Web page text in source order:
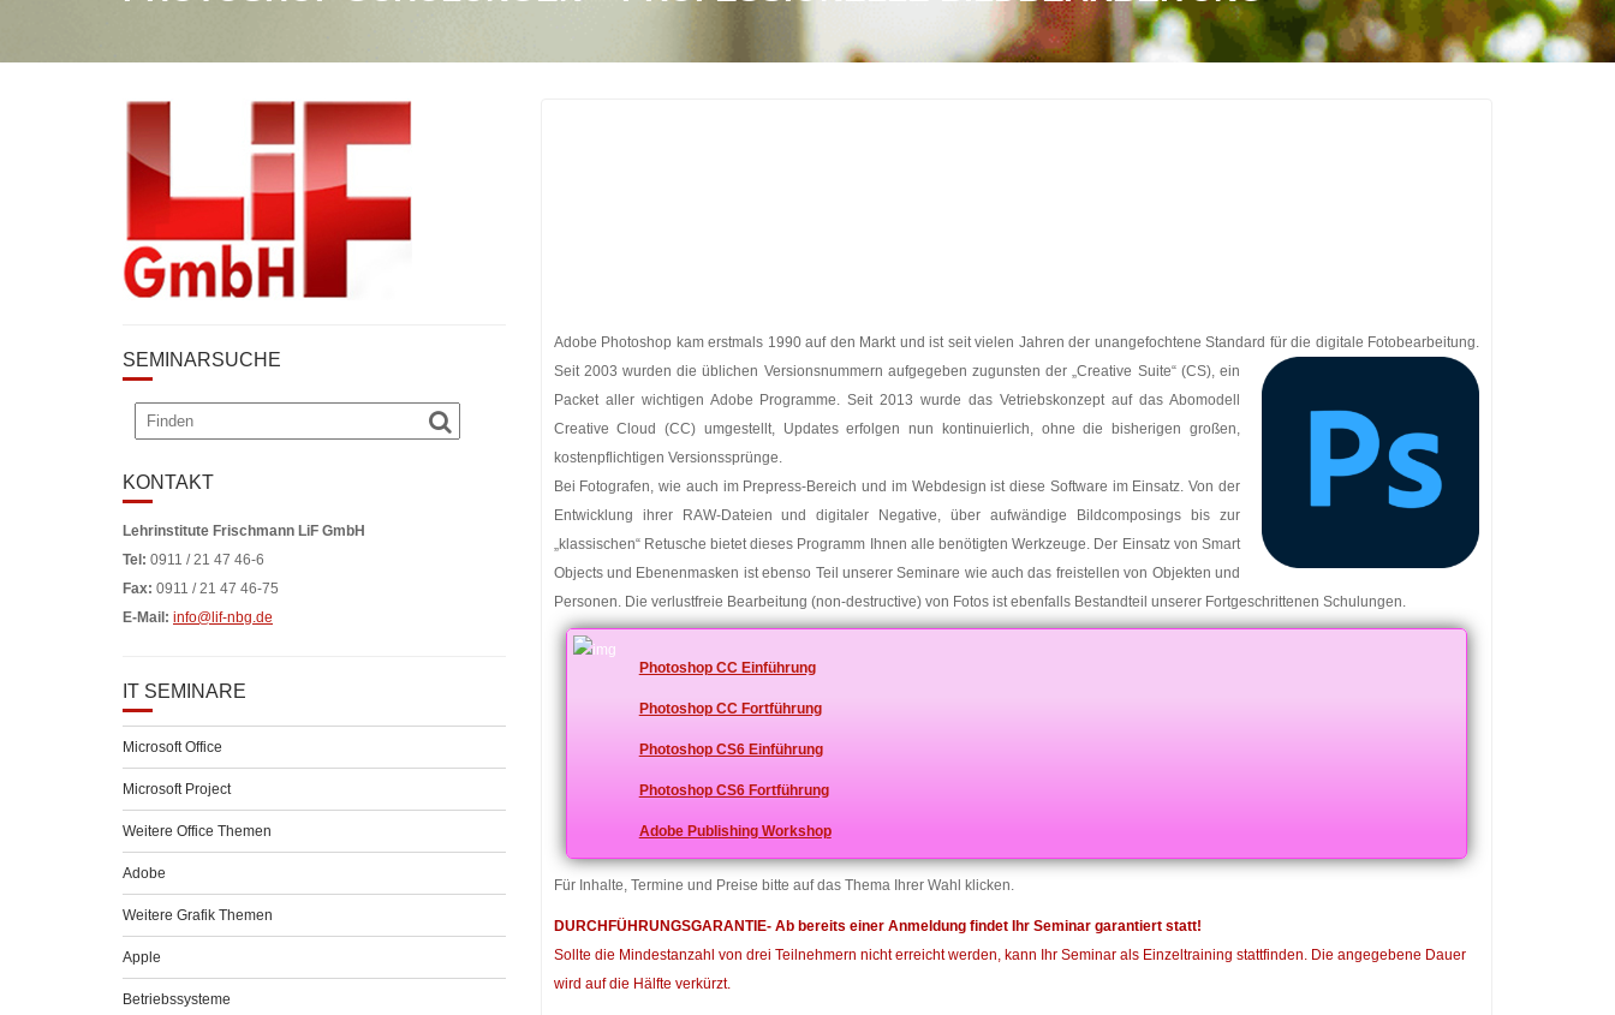
Adobe Photoshop kam erstmals 1990 auf den Markt und ist seit vielen Jahren der unangefochtene Standard für die digitale Fotobearbeitung.
Seit 2003 wurden die üblichen Versionsnummern aufgegeben zugunsten der „Creative Suite“ (CS), ein
Packet aller wichtigen Adobe Programme. Seit 2013 wurde das Vetriebskonzept auf das Abomodell
Creative Cloud (CC) umgestellt, Updates erfolgen nun kontinuierlich, ohne die bisherigen großen,
kostenpflichtigen Versionssprünge.
Bei Fotografen, wie auch im Prepress-Bereich und im Webdesign ist diese Software im Einsatz. Von der
Entwicklung ihrer RAW-Dateien und digitaler Negative, über aufwändige Bildcomposings bis zur
„klassischen“ Retusche bietet dieses Programm Ihnen alle benötigten Werkzeuge. Der Einsatz von Smart
Objects und Ebenenmasken ist ebenso Teil unserer Seminare wie auch das freistellen von Objekten und
Personen. Die verlustfreie Bearbeitung (non-destructive) von Fotos ist ebenfalls Bestandteil unserer Fortgeschrittenen Schulungen.
Photoshop CC Einführung
Photoshop CC Fortführung
Photoshop CS6 Einführung
Photoshop CS6 Fortführung
Adobe Publishing Workshop
Für Inhalte, Termine und Preise bitte auf das Thema Ihrer Wahl klicken.
DURCHFÜHRUNGSGARANTIE- Ab bereits einer Anmeldung findet Ihr Seminar garantiert statt!
Sollte die Mindestanzahl von drei Teilnehmern nicht erreicht werden, kann Ihr Seminar als Einzeltraining stattfinden. Die angegebene Dauer
wird auf die Hälfte verkürzt.
SEMINARSUCHE
KONTAKT
Lehrinstitute Frischmann LiF GmbH
Tel: 0911 / 21 47 46-6
Fax: 0911 / 21 47 46-75
E-Mail: info@lif-nbg.de
IT SEMINARE
Microsoft Office
Microsoft Project
Weitere Office Themen
Adobe
Weitere Grafik Themen
Apple
Betriebssysteme